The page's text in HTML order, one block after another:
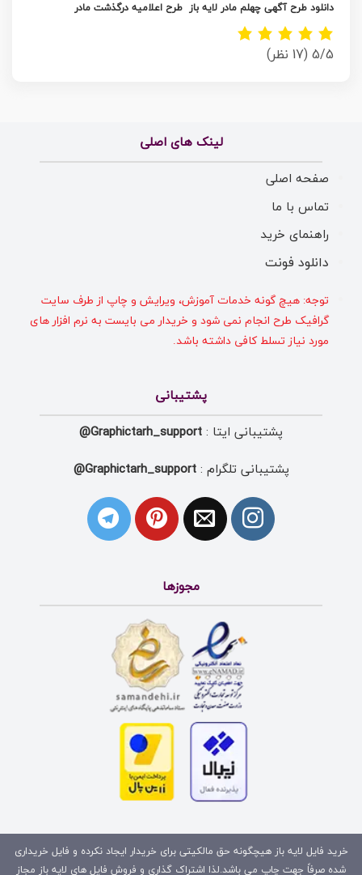
دانلود طرح آگهی چهلم مادر لایه باز طرح اعلامیه درگذشت مادر
5/5 (17 نظر)
لینک های اصلی
صفحه اصلی
تماس با ما
راهنمای خرید
دانلود فونت
توجه: هیچ گونه خدمات آموزش، ویرایش و چاپ از طرف سایت
گرافیک طرح انجام نمی شود و خریدار می بایست به نرم افزار های
مورد نیاز تسلط کافی داشته باشد.
پشتیبانی
پشتیبانی ایتا : Graphictarh_support@
پشتیبانی تلگرام :Graphictarh_support@
مجوزها
خرید فایل لایه باز هیچگونه حق مالکیتی برای خریدار ایجاد نکرده و فایل خریداری
شده صرفاً جهت چاپ می باشد.لذا اشتراک گذاری و فروش فایل های لایه باز مجاز